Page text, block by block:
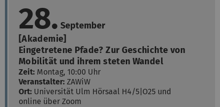
28. September
[Akademie]
Eingetretene Pfade? Zur Geschichte von
Mobilität und ihrem steten Wandel
Zeit: Montag, 10:00 Uhr
Veranstalter: ZAWiW
Ort: Universität Ulm Hörsaal H4/5|O25 und
online über Zoom